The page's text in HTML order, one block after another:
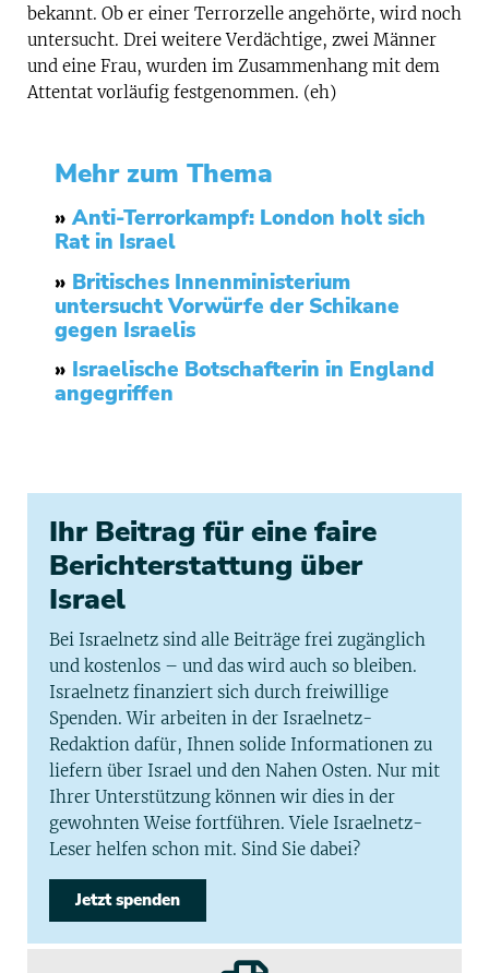
bekannt. Ob er einer Terrorzelle angehörte, wird noch
untersucht. Drei weitere Verdächtige, zwei Männer
und eine Frau, wurden im Zusammenhang mit dem
Attentat vorläufig festgenommen. (eh)
Mehr zum Thema
»Anti-Terrorkampf: London holt sich
Rat in Israel
» Britisches Innenministerium
untersucht Vorwürfe der Schikane
gegen Israelis
» Israelische Botschafterin in England
angegriffen
Ihr Beitrag für eine faire
Berichterstattung über
Israel
Bei Israelnetz sind alle Beiträge frei zugänglich
und kostenlos – und das wird auch so bleiben.
Israelnetz finanziert sich durch freiwillige
Spenden. Wir arbeiten in der Israelnetz-
Redaktion dafür, Ihnen solide Informationen zu
liefern über Israel und den Nahen Osten. Nur mit
Ihrer Unterstützung können wir dies in der
gewohnten Weise fortführen. Viele Israelnetz-
Leser helfen schon mit. Sind Sie dabei?
Jetzt spenden